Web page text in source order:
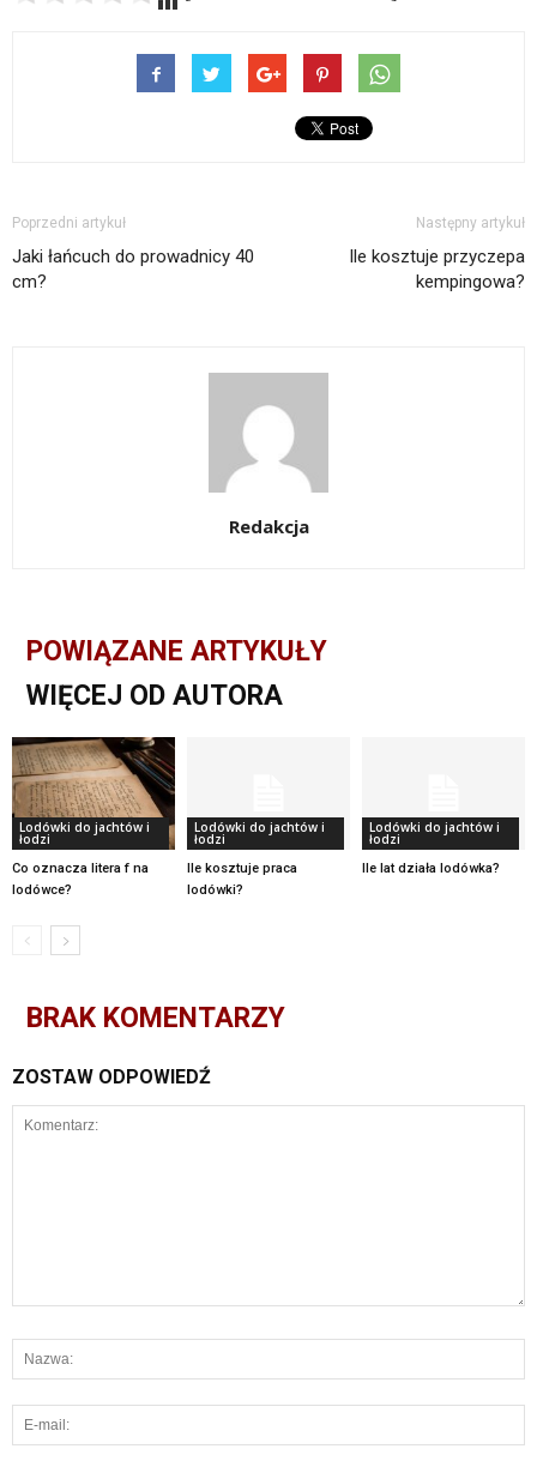
Poprzedni artykuł
Jaki łańcuch do prowadnicy 40
cm?
Następny artykuł
Ile kosztuje przyczepa
kempingowa?
Redakcja
POWIĄZANE ARTYKUŁY
WIĘCEJ OD AUTORA
Lodówki do jachtów i
łodzi
Co oznacza litera f na
lodówce?
Lodówki do jachtów i
łodzi
Ile kosztuje praca
lodówki?
Lodówki do jachtów i
łodzi
Ile lat działa lodówka?
BRAK KOMENTARZY
ZOSTAW ODPOWIEDŹ